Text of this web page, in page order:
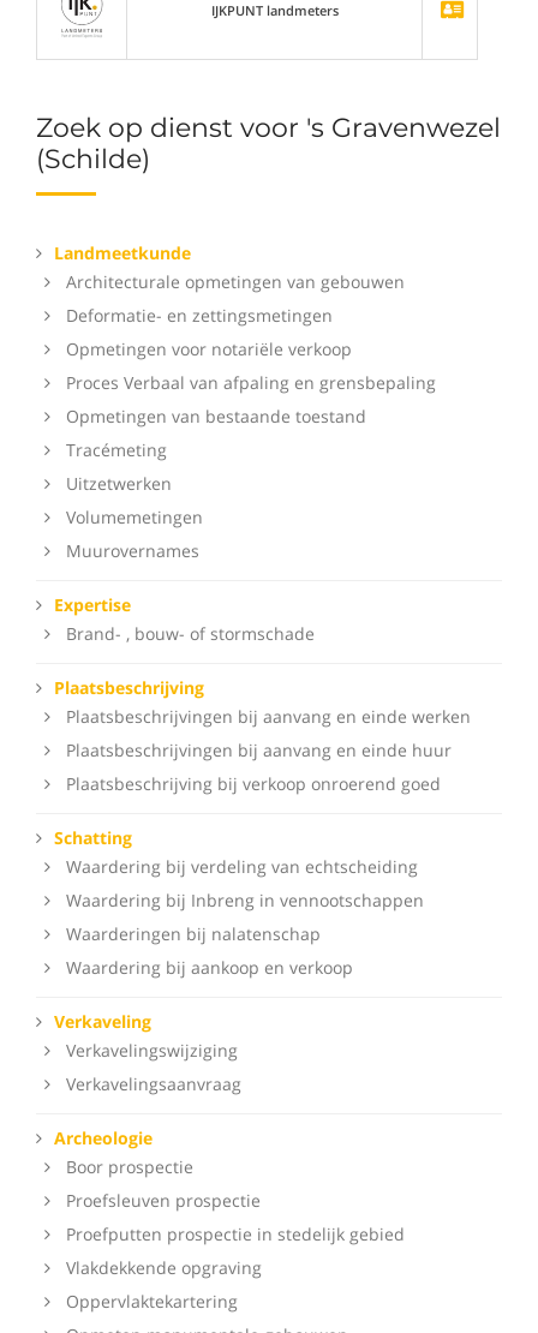
Zoek op dienst voor 's Gravenwezel
(Schilde)
Landmeetkunde
Architecturale opmetingen van gebouwen
Deformatie- en zettingsmetingen
Opmetingen voor notariële verkoop
Proces Verbaal van afpaling en grensbepaling
Opmetingen van bestaande toestand
Tracémeting
Uitzetwerken
Volumemetingen
Muurovernames
Expertise
Brand- , bouw- of stormschade
Plaatsbeschrijving
Plaatsbeschrijvingen bij aanvang en einde werken
Plaatsbeschrijvingen bij aanvang en einde huur
Plaatsbeschrijving bij verkoop onroerend goed
Schatting
Waardering bij verdeling van echtscheiding
Waardering bij Inbreng in vennootschappen
Waarderingen bij nalatenschap
Waardering bij aankoop en verkoop
Verkaveling
Verkavelingswijziging
Verkavelingsaanvraag
Archeologie
Boor prospectie
Proefsleuven prospectie
Proefputten prospectie in stedelijk gebied
Vlakdekkende opgraving
Oppervlaktekartering
IJKPUNT landmeters